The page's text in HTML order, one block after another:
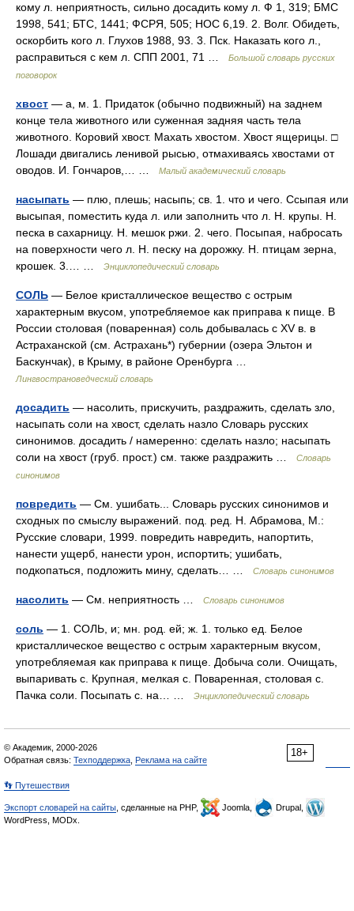
кому л. неприятность, сильно досадить кому л. Ф 1, 319; БМС
1998, 541; БТС, 1441; ФСРЯ, 505; НОС 6,19. 2. Волг. Обидеть,
оскорбить кого л. Глухов 1988, 93. 3. Пск. Наказать кого л.,
расправиться с кем л. СПП 2001, 71 …
Большой словарь русских
поговорок
хвост — а, м. 1. Придаток (обычно подвижный) на заднем
конце тела животного или суженная задняя часть тела
животного. Коровий хвост. Махать хвостом. Хвост ящерицы. □
Лошади двигались ленивой рысью, отмахиваясь хвостами от
оводов. И. Гончаров,… …
Малый академический словарь
насыпать — плю, плешь; насыпь; св. 1. что и чего. Ссыпая или
высыпая, поместить куда л. или заполнить что л. Н. крупы. Н.
песка в сахарницу. Н. мешок ржи. 2. чего. Посыпая, набросать
на поверхности чего л. Н. песку на дорожку. Н. птицам зерна,
крошек. 3.… …
Энциклопедический словарь
СОЛЬ — Белое кристаллическое вещество с острым
характерным вкусом, употребляемое как приправа к пище. В
России столовая (поваренная) соль добывалась с XV в. в
Астраханской (см. Астрахань*) губернии (озера Эльтон и
Баскунчак), в Крыму, в районе Оренбурга …
Лингвострановедческий словарь
досадить — насолить, прискучить, раздражить, сделать зло,
насыпать соли на хвост, сделать назло Словарь русских
синонимов. досадить / намеренно: сделать назло; насыпать
соли на хвост (груб. прост.) см. также раздражить …
Словарь
синонимов
повредить — См. ушибать... Словарь русских синонимов и
сходных по смыслу выражений. под. ред. Н. Абрамова, М.:
Русские словари, 1999. повредить навредить, напортить,
нанести ущерб, нанести урон, испортить; ушибать,
подкопаться, подложить мину, сделать… …
Словарь синонимов
насолить — См. неприятность … Словарь синонимов
соль — 1. СОЛЬ, и; мн. род. ей; ж. 1. только ед. Белое
кристаллическое вещество с острым характерным вкусом,
употребляемая как приправа к пище. Добыча соли. Очищать,
выпаривать с. Крупная, мелкая с. Поваренная, столовая с.
Пачка соли. Посыпать с. на… …
Энциклопедический словарь
18+
© Академик, 2000-2026
Обратная связь: Техподдержка Реклама на сайте
👣 Путешествия
Экспорт словарей на сайты , сделанные на PHP, Joomla,
Drupal,
WordPress, MODx.